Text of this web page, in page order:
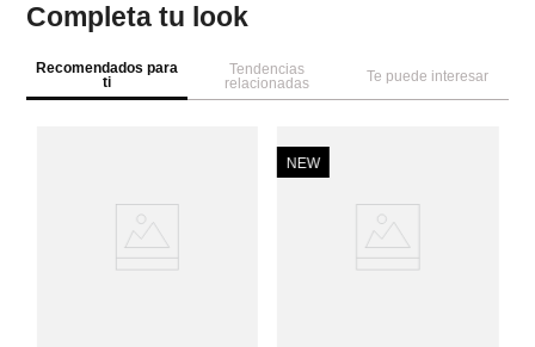
Completa tu look
Recomendados para
ti
Tendencias
relacionadas
Te puede interesar
NEW